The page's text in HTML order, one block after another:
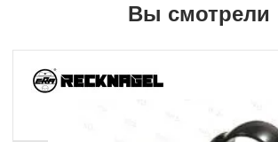
Вы смотрели